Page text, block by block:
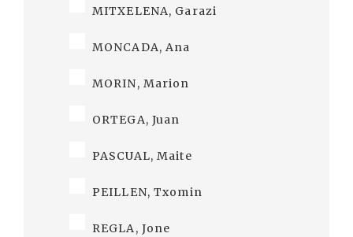
MITXELENA, Garazi
MONCADA, Ana
MORIN, Marion
ORTEGA, Juan
PASCUAL, Maite
PEILLEN, Txomin
REGLA, Jone